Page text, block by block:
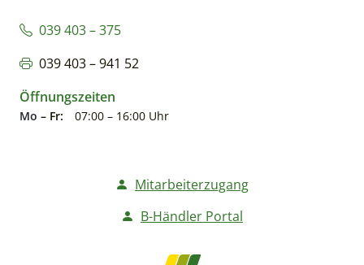
039 403 – 375
039 403 – 941 52
Öffnungszeiten
Mo – Fr: 07:00 – 16:00 Uhr
Mitarbeiterzugang
B-Händler Portal